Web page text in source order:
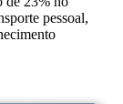
pessoal,